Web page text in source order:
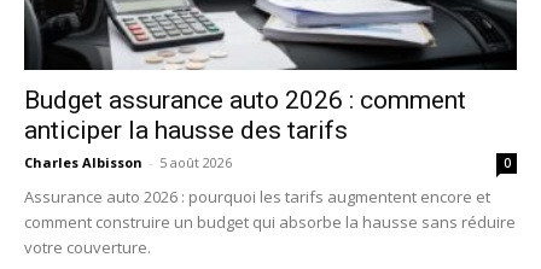
Budget assurance auto 2026 : comment
anticiper la hausse des tarifs
Charles Albisson - 5 août 2026 0
Assurance auto 2026 : pourquoi les tarifs augmentent encore et
comment construire un budget qui absorbe la hausse sans réduire
votre couverture.